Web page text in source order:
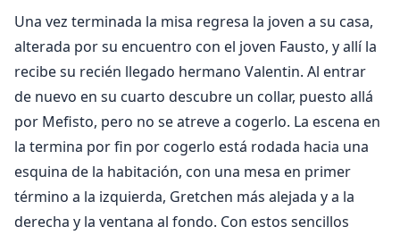
Una vez terminada la misa regresa la joven a su casa,
alterada por su encuentro con el joven Fausto, y allí la
recibe su recién llegado hermano Valentin. Al entrar
de nuevo en su cuarto descubre un collar, puesto allá
por Mefisto, pero no se atreve a cogerlo. La escena en
la termina por fin por cogerlo está rodada hacia una
esquina de la habitación, con una mesa en primer
término a la izquierda, Gretchen más alejada y a la
derecha y la ventana al fondo. Con estos sencillos